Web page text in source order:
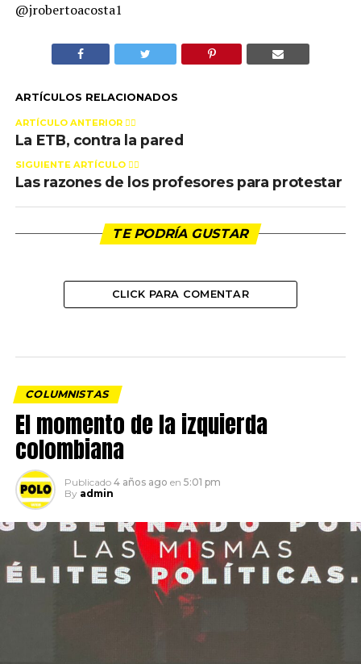
@jrobertoacosta1
ARTÍCULOS RELACIONADOS
ARTÍCULO ANTERIOR 👉🏻
La ETB, contra la pared
SIGUIENTE ARTÍCULO 👈🏻
Las razones de los profesores para protestar
TE PODRÍA GUSTAR
CLICK PARA COMENTAR
COLUMNISTAS
El momento de la izquierda
colombiana
Publicado 4 años ago en 5:01 pm
By admin